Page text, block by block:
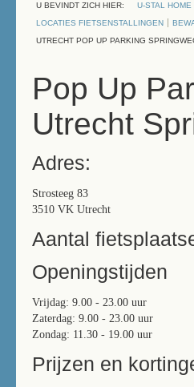
U BEVINDT ZICH HIER:
U-STAL HOME
LOCATIES FIETSENSTALLINGEN
UTRECHT POP UP PARKING
Pop Up
Utrecht
Adres:
Strosteeg 83
3510 VK Utrecht
Aantal
Openingstijden
Vrijdag: 9.00 - 23.00 uur
Zaterdag: 9.00 - 23.00 uur
Zondag: 11.30 - 19.00 uur
Prijzen en